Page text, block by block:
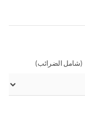
(شامل الضرائب)